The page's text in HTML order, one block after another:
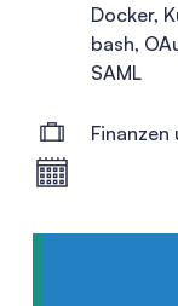
Docker,
bash,
SAML
Finanzen